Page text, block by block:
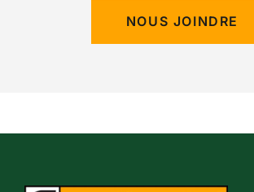
NOUS JOINDRE